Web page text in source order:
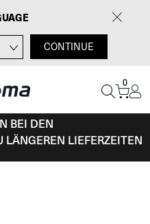
CONTINUE
0
BEI DEN
LIEFERZEITEN